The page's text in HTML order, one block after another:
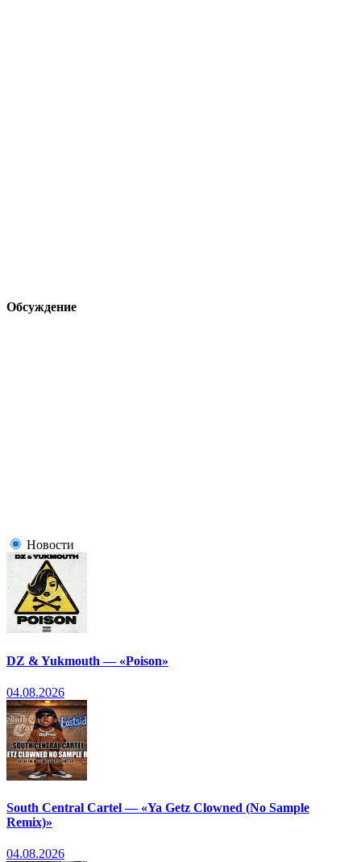
Обсуждение
Новости
DZ & Yukmouth — «Poison»
04.08.2026
South Central Cartel — «Ya Getz Clowned (No Sample
Remix)»
04.08.2026